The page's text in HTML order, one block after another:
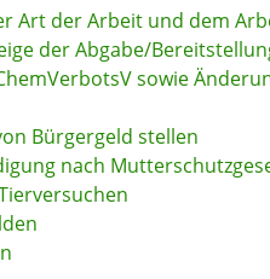
Art der Arbeit und dem
der Abgabe/
sowie
Bürgergeld stellen
nach